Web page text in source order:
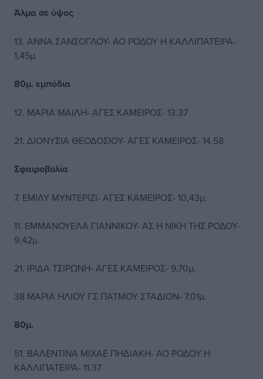
Άλμα σε ύψος
13. ΑΝΝΑ ΣΑΝΣΟΓΛΟΥ- ΑΟ ΡΟΔΟΥ Η ΚΑΛΛΙΠΑΤΕΙΡΑ-
1,45μ.
80μ. εμπόδια
12. ΜΑΡΙΑ ΜΑΙΛΗ- ΑΓΕΣ ΚΑΜΕΙΡΟΣ- 13.37
21. ΔΙΟΝΥΣΙΑ ΘΕΟΔΟΣΙΟΥ- ΑΓΕΣ ΚΑΜΕΙΡΟΣ- 14.58
Σφαιροβολία
7. ΕΜΙΛΥ ΜΥΝΤΕΡΙΖΙ- ΑΓΕΣ ΚΑΜΕΙΡΟΣ- 10,43μ.
11. ΕΜΜΑΝΟΥΕΛΑ ΓΙΑΝΝΙΚΟΥ- ΑΣ Η ΝΙΚΗ ΤΗΣ ΡΟΔΟΥ-
9,42μ.
21. ΙΡΙΔΑ ΤΣΙΡΩΝΗ- ΑΓΕΣ ΚΑΜΕΙΡΟΣ- 9,70μ.
38 ΜΑΡΙΑ ΗΛΙΟΥ ΓΣ ΠΑΤΜΟΥ ΣΤΑΔΙΟΝ- 7,01μ.
80μ.
51. ΒΑΛΕΝΤΙΝΑ ΜΙΧΑΕ ΠΗΔΙΑΚΗ- ΑΟ ΡΟΔΟΥ Η
ΚΑΛΛΙΠΑΤΕΙΡΑ- 11.37